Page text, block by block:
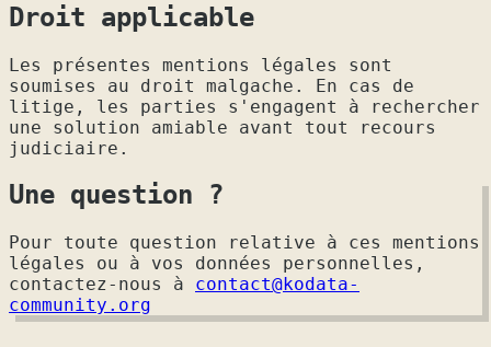
Droit applicable
Les présentes mentions légales sont
soumises au droit malgache. En cas de
litige, les parties s'engagent à rechercher
une solution amiable avant tout recours
judiciaire.
Une question ?
Pour toute question relative à ces mentions
légales ou à vos données personnelles,
contactez-nous à
contact@kodata-
community.org